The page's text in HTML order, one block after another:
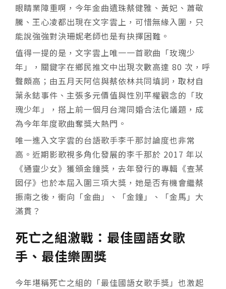
眼睛業障重啊，今年金曲遺珠蔡健雅、黃妃、蕭敬
騰、王心凌都出現在文字雲上，可惜無緣入圍，只
能說強強對決珊妮老師也是有抉擇困難。
值得一提的是，文字雲上唯一一首歌曲「玫瑰少
年」，關鍵字在鄉民推文中出現次數高達 80 次，呼
聲頗高；由五月天阿信與蔡依林共同填詞，取材自
葉永鋕事件、主張多元價值與性別平權觀念的「玫
瑰少年」，搭上前一個月台灣同婚合法化議題，成
為今年年度歌曲奪獎大熱門。
唯一進入文字雲的台語歌手李千那討論度也非常
高。近期影歌視多角化發展的李千那於 2017 年以
《通靈少女》獲頒金鐘獎，去年發行的專輯《查某
囡仔》也於本屆入圍三項大獎，她是否有機會繼蔡
振南之後，衝向「金曲」、「金鐘」、「金馬」大
滿貫？
死亡之組激戰：最佳國語女歌
手、最佳樂團獎
今年堪稱死亡之組的「最佳國語女歌手獎」也激起